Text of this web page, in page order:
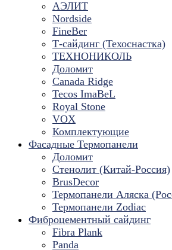
АЭЛИТ
Nordside
FineBer
Т-сайдинг (Техоснастка)
ТЕХНОНИКОЛЬ
Доломит
Canada Ridge
Tecos ImaBeL
Royal Stone
VOX
Комплектующие
Фасадные Термопанели
Доломит
Стенолит (Китай-Россия)
BrusDecor
Термопанели Аляска
Термопанели Zodiac
Фиброцементный сайдинг
Fibra Plank
Panda